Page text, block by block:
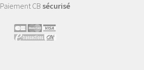
Paiement CB sécurisé